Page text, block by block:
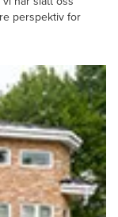
perspektiv for